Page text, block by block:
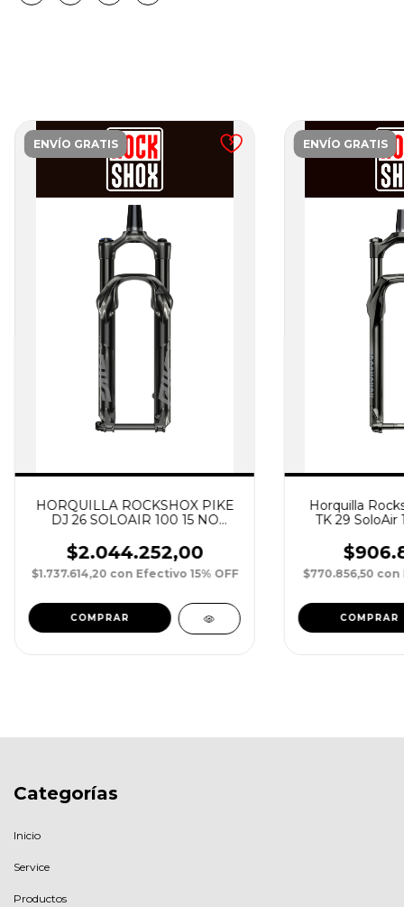
ENVÍO GRATIS
HORQUILLA ROCKSHOX PIKE
DJ 26 SOLOAIR 100 15 NO
$2.044.252,00
$1.737.614,20 con Efectivo 15% OFF
ENVÍO GRATIS
Horquilla
TK 29
$770.856,50 con
Categorías
Inicio
Service
Productos